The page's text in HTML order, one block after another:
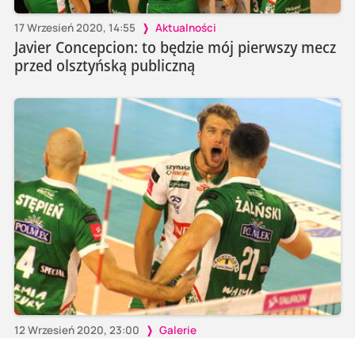
17 Wrzesień 2020, 14:55 Aktualności
Javier Concepcion: to będzie mój pierwszy mecz
przed olsztyńską publiczną
12 Wrzesień 2020, 23:00 Galerie